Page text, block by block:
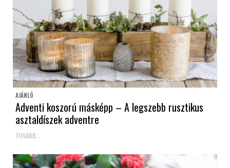
AJÁNLÓ
Adventi koszorú másképp – A legszebb rusztikus
asztaldíszek adventre
TOVÁBB...